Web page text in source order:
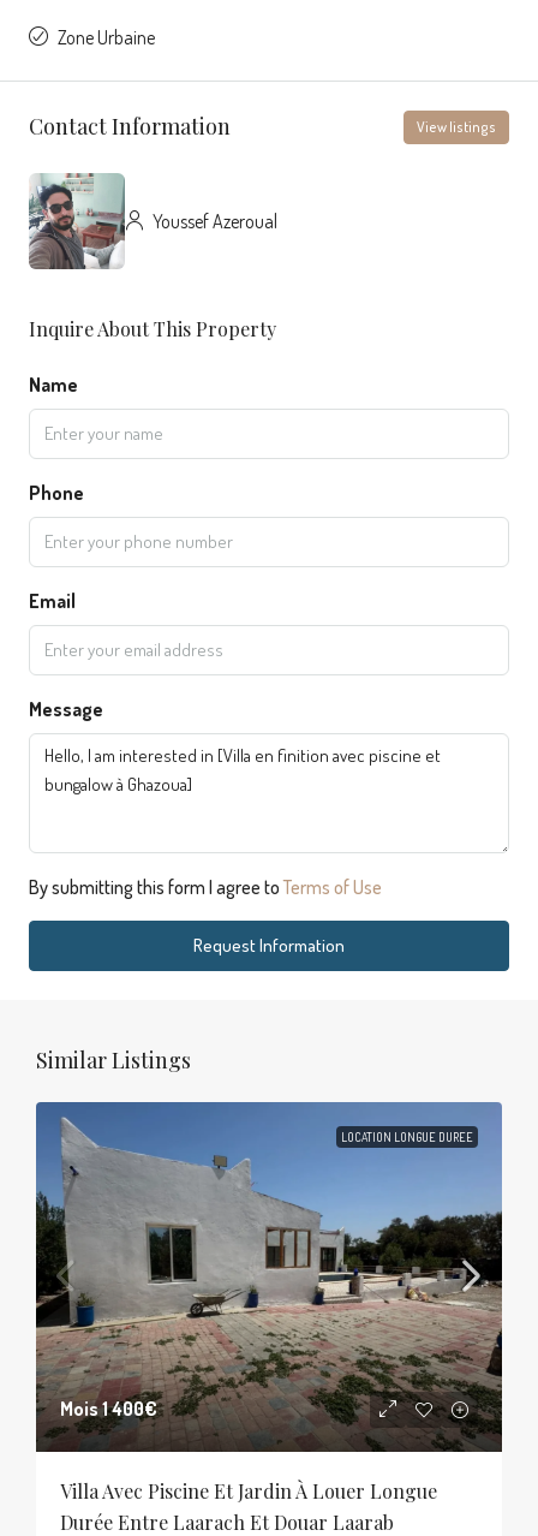
Zone Urbaine
Contact Information View listings
Youssef Azeroual
Inquire About This Property
Name
Phone
Email
Message
By submitting this form I agree toTerms of Use
Request Information
Similar Listings
LOCATION LONGUE DUREE
Mois1 400€
Villa Avec Piscine Et Jardin À Louer Longue
Durée Entre Laarach Et Douar Laarab